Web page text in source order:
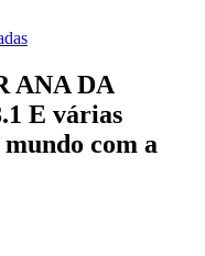
ANA DA
E várias
mundo com a